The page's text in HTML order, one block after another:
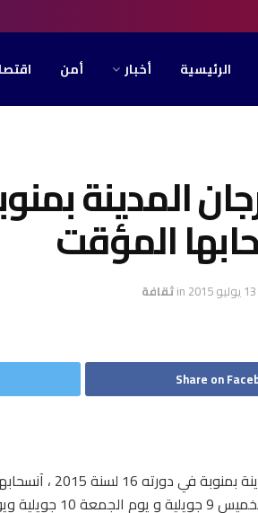
الرئيسية أخبار أمن
المؤقت
13 يوليو 2015 inثقافة
Share on
تعلن هيئة